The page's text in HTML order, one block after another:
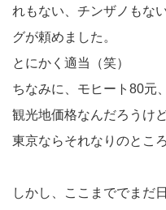
れもない、チンザノもな
グが頼めました。
とにかく適当（笑）
ちなみに、モヒート80元
観光地価格なんだろうけど
東京ならそれなりのとこ
しかし、ここまででまだ